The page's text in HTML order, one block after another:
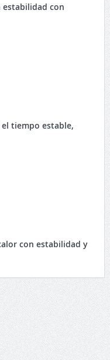
estabilidad con
el tiempo estable,
con estabilidad y